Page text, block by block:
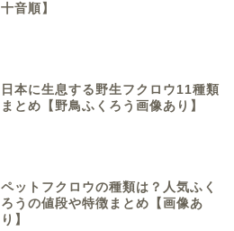
十音順】
日本に生息する野生フクロウ11種類
まとめ【野鳥ふくろう画像あり】
ペットフクロウの種類は？人気ふく
ろうの値段や特徴まとめ【画像あ
り】